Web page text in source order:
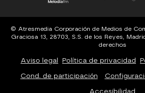
© Atresmedia Corporación de Medios de
Graciosa 13, 28703, S.S. de los Reyes,
derechos
Aviso legal Política de privacidad
Cond. de participación
Accesibilidad